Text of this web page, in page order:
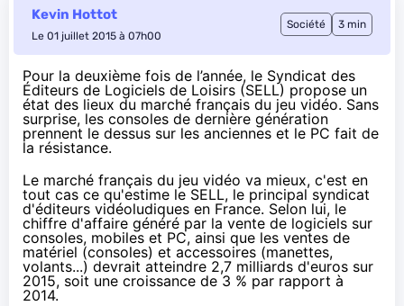
Kevin Hottot
Le 01 juillet 2015 à 07h00
Société 3 min
Pour la deuxième fois de l’année, le Syndicat des
Éditeurs de Logiciels de Loisirs (SELL) propose un
état des lieux du marché français du jeu vidéo. Sans
surprise, les consoles de dernière génération
prennent le dessus sur les anciennes et le PC fait de
la résistance.
Le marché français du jeu vidéo va mieux, c'est en
tout cas ce qu'estime le SELL, le principal syndicat
d'éditeurs vidéoludiques en France. Selon lui, le
chiffre d'affaire généré par la vente de logiciels sur
consoles, mobiles et PC, ainsi que les ventes de
matériel (consoles) et accessoires (manettes,
volants...) devrait atteindre 2,7 milliards d'euros sur
2015, soit une croissance de 3 % par rapport à
2014.